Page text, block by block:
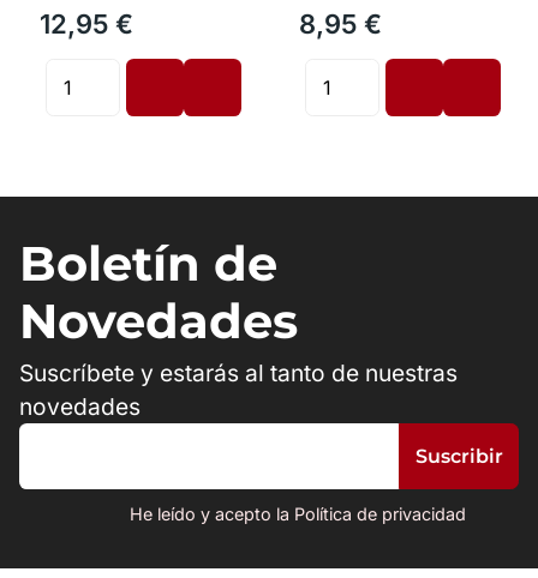
12,95 € 8,95 €
Boletín de
Novedades
Suscríbete y estarás al tanto de nuestras
novedades
He leído y acepto la Política de privacidad